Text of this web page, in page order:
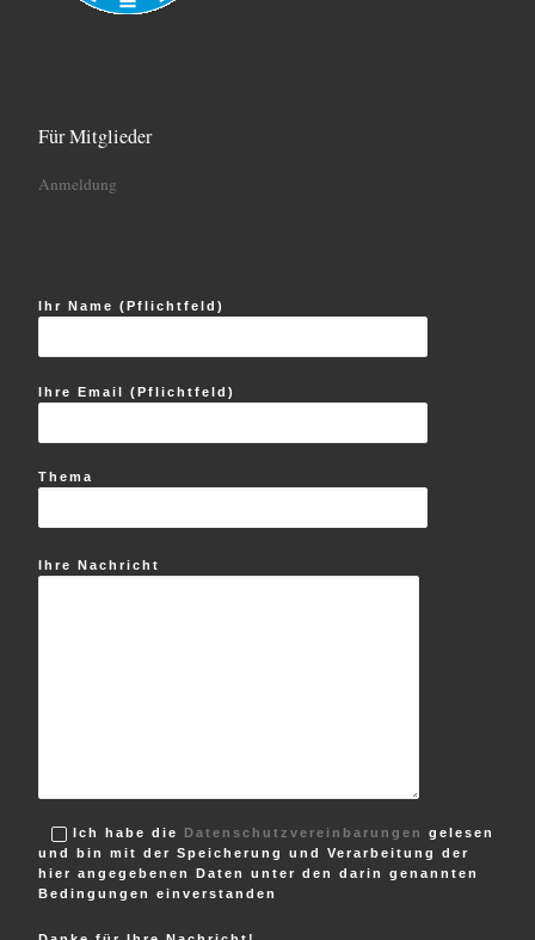
Für Mitglieder
Anmeldung
Ihr Name (Pflichtfeld)
Ihre Email (Pflichtfeld)
Thema
Ihre Nachricht
Ich habe die Datenschutzvereinbarungen
gelesen
und bin mit der Speicherung und Verarbeitung der
hier angegebenen Daten unter den darin genannten
Bedingungen einverstanden